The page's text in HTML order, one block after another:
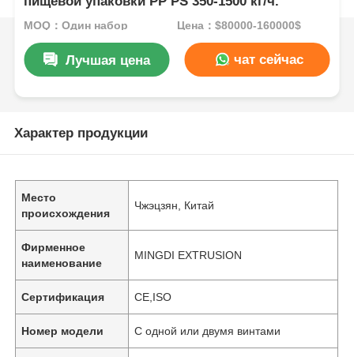
MOQ：Один набор Цена：$80000-160000$
Лучшая цена чат сейчас
Характер продукции
Место
происхождения
Чжэцзян, Китай
Фирменное
наименование
MINGDI EXTRUSION
Сертификация CE,ISO
Номер модели С одной или двумя винтами